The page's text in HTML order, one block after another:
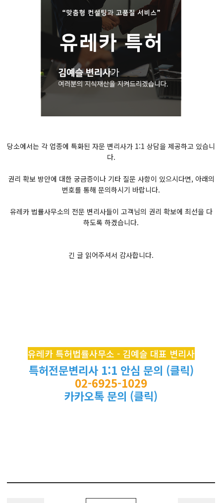
당소에서는 각 업종에 특화된 자문 변리사가 1:1 상담을 제공하고 있습니
다.
권리 확보 방안에 대한 궁금증이나 기타 질문 사항이 있으시다면, 아래의
번호를 통해 문의하시기 바랍니다.
유레카 법률사무소의 전문 변리사들이 고객님의 권리 확보에 최선을 다
하도록 하겠습니다.
긴 글 읽어주셔서 감사합니다.
유레카 특허법률사무소 - 김예슬 대표 변리사
특허전문변리사 1:1 안심 문의 (클릭)
02-6925-1029
카카오톡 문의 (클릭)